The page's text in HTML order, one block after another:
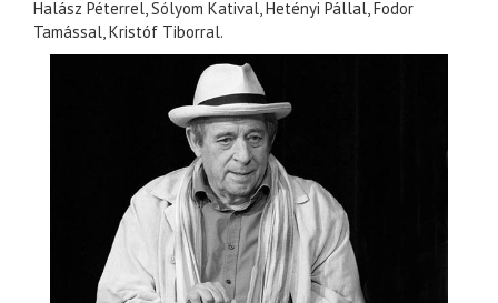
Halász Péterrel, Sólyom Katival, Hetényi Pállal, Fodor
Tamással, Kristóf Tiborral.